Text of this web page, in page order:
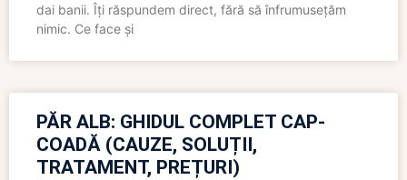
dai banii. Îți răspundem direct, fără să înfrumusețăm
nimic. Ce face și
PĂR ALB: GHIDUL COMPLET CAP-
COADĂ (CAUZE, SOLUȚII,
TRATAMENT, PREȚURI)